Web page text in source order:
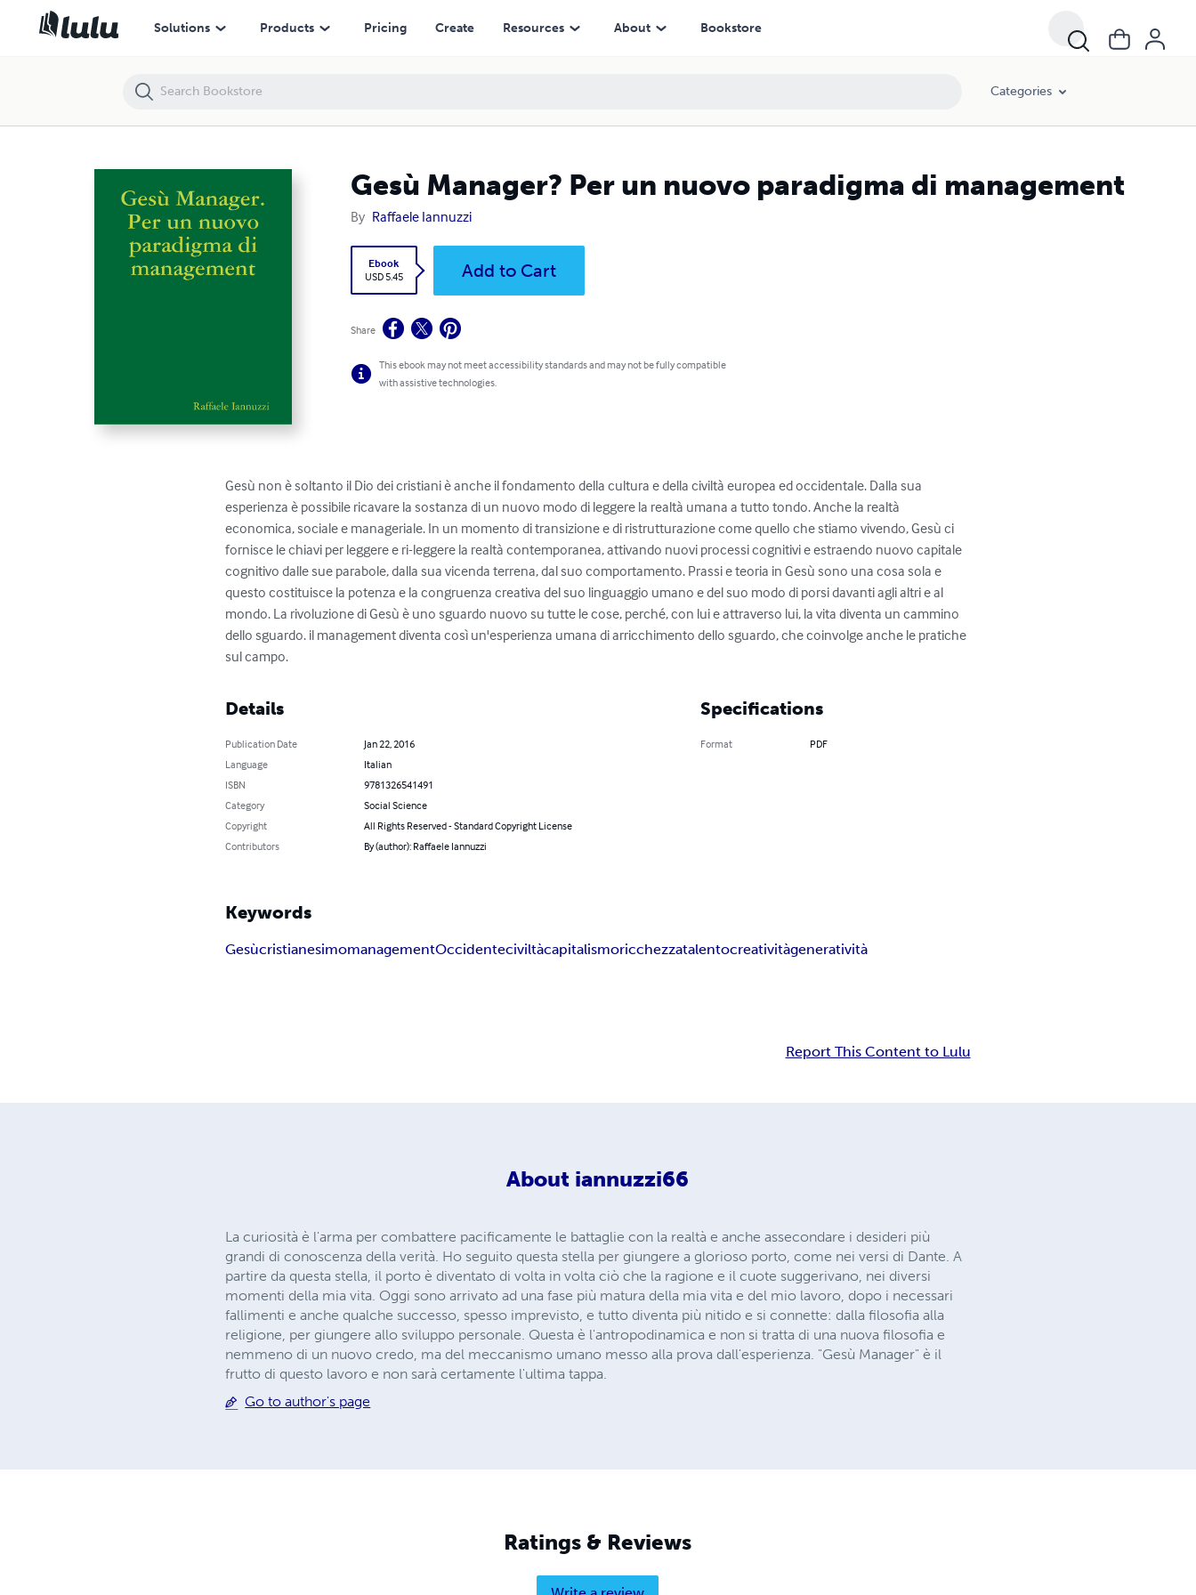
Solutions Products Pricing Create Resources About Bookstore
Categories
Gesù Manager? Per un nuovo paradigma di management
By Raffaele Iannuzzi
Ebook
USD 5.45
Add to Cart
Share
This ebook may not meet accessibility standards and may not be fully compatible
with assistive technologies.
Gesù non è soltanto il Dio dei cristiani è anche il fondamento della cultura e della civiltà europea ed occidentale. Dalla sua
esperienza è possibile ricavare la sostanza di un nuovo modo di leggere la realtà umana a tutto tondo. Anche la realtà
economica, sociale e manageriale. In un momento di transizione e di ristrutturazione come quello che stiamo vivendo, Gesù ci
fornisce le chiavi per leggere e ri-leggere la realtà contemporanea, attivando nuovi processi cognitivi e estraendo nuovo capitale
cognitivo dalle sue parabole, dalla sua vicenda terrena, dal suo comportamento. Prassi e teoria in Gesù sono una cosa sola e
questo costituisce la potenza e la congruenza creativa del suo linguaggio umano e del suo modo di porsi davanti agli altri e al
mondo. La rivoluzione di Gesù è uno sguardo nuovo su tutte le cose, perché, con lui e attraverso lui, la vita diventa un cammino
dello sguardo. il management diventa così un'esperienza umana di arricchimento dello sguardo, che coinvolge anche le pratiche
sul campo.
Details
Publication Date
Jan 22, 2016
Language
Italian
ISBN
9781326541491
Category
Social Science
Copyright
All Rights Reserved - Standard Copyright License
Contributors
By (author): Raffaele Iannuzzi
Specifications
Format PDF
Keywords
GesùcristianesimomanagementOccidenteciviltàcapitalismoricchezzatalentocreativitàgeneratività
Report This Content to Lulu
About iannuzzi66
La curiosità è l'arma per combattere pacificamente le battaglie con la realtà e anche assecondare i desideri più
grandi di conoscenza della verità. Ho seguito questa stella per giungere a glorioso porto, come nei versi di Dante. A
partire da questa stella, il porto è diventato di volta in volta ciò che la ragione e il cuote suggerivano, nei diversi
momenti della mia vita. Oggi sono arrivato ad una fase più matura della mia vita e del mio lavoro, dopo i necessari
fallimenti e anche qualche successo, spesso imprevisto, e tutto diventa più nitido e si connette: dalla filosofia alla
religione, per giungere allo sviluppo personale. Questa è l'antropodinamica e non si tratta di una nuova filosofia e
nemmeno di un nuovo credo, ma del meccanismo umano messo alla prova dall'esperienza. "Gesù Manager" è il
frutto di questo lavoro e non sarà certamente l'ultima tappa.
Go to author's page
Ratings & Reviews
Gesù Manager? Per un nuovo paradigma di management